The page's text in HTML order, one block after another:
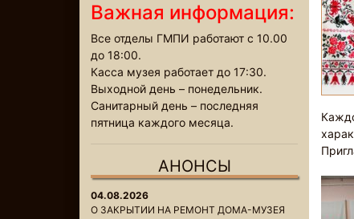
Важная информация:
Все отделы ГМПИ работают с 10.00
до 18:00.
Касса музея работает до 17:30.
Выходной день – понедельник.
Санитарный день – последняя
пятница каждого месяца.
АНОНСЫ
04.08.2026
О ЗАКРЫТИИ НА РЕМОНТ ДОМА-МУЗЕЯ